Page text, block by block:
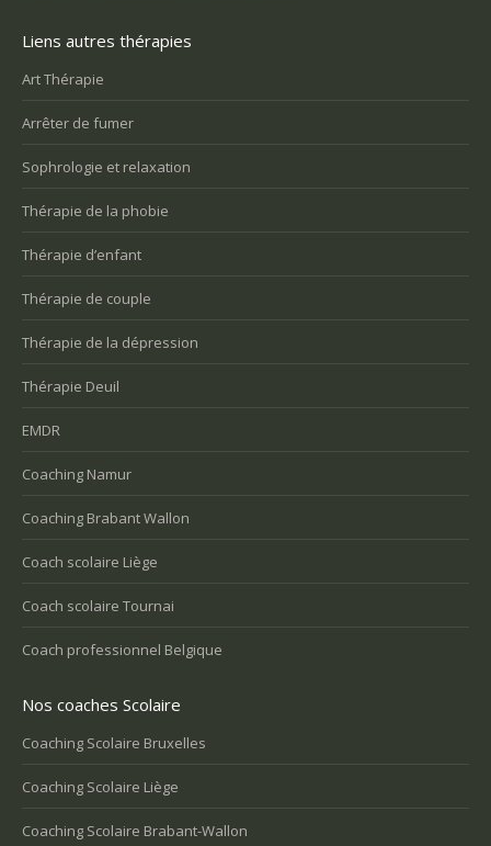
Liens autres thérapies
Art Thérapie
Arrêter de fumer
Sophrologie et relaxation
Thérapie de la phobie
Thérapie d’enfant
Thérapie de couple
Thérapie de la dépression
Thérapie Deuil
EMDR
Coaching Namur
Coaching Brabant Wallon
Coach scolaire Liège
Coach scolaire Tournai
Coach professionnel Belgique
Nos coaches Scolaire
Coaching Scolaire Bruxelles
Coaching Scolaire Liège
Coaching Scolaire Brabant-Wallon